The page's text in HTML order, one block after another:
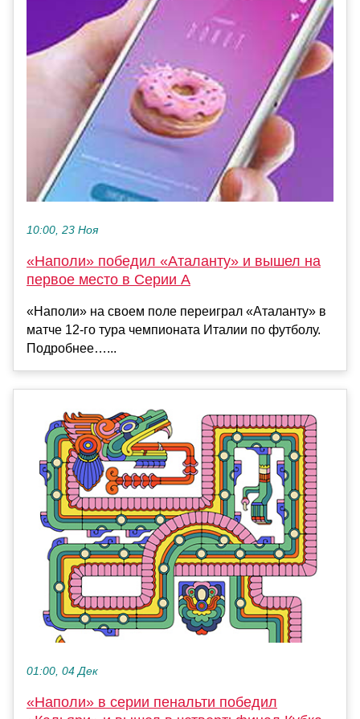
10:00, 23 Ноя
«Наполи» победил «Аталанту» и вышел на
первое место в Серии А
«Наполи» на своем поле переиграл «Аталанту» в
матче 12‑го тура чемпионата Италии по футболу.
Подробнее…...
01:00, 04 Дек
«Наполи» в серии пенальти победил